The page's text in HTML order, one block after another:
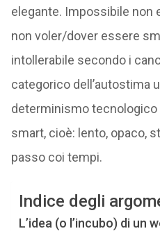
elegante. Impossibile non
non voler/dover essere
intollerabile secondo i
categorico dell’autostima
determinismo tecnologico
smart, cioè: lento, opaco,
passo coi tempi.
Indice degli
L’idea (o l’incubo) di un